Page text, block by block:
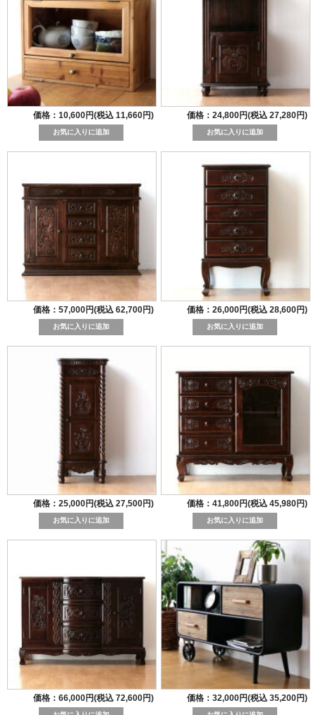
価格：10,600円(税込 11,660円) 価格：24,800円(税込 27,280円)
価格：57,000円(税込 62,700円) 価格：26,000円(税込 28,600円)
価格：25,000円(税込 27,500円) 価格：41,800円(税込 45,980円)
価格：66,000円(税込 72,600円) 価格：32,000円(税込 35,200円)